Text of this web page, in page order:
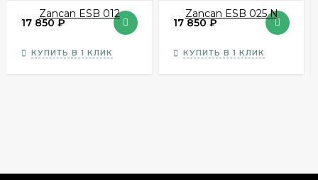
17 850₽
КУПИТЬ В 1 КЛИК
17 850₽
КУПИТЬ В 1 КЛИК